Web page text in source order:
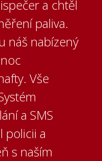
a chtěl
paliva.
náš nabízený
Vše
a SMS
policii a
s naším